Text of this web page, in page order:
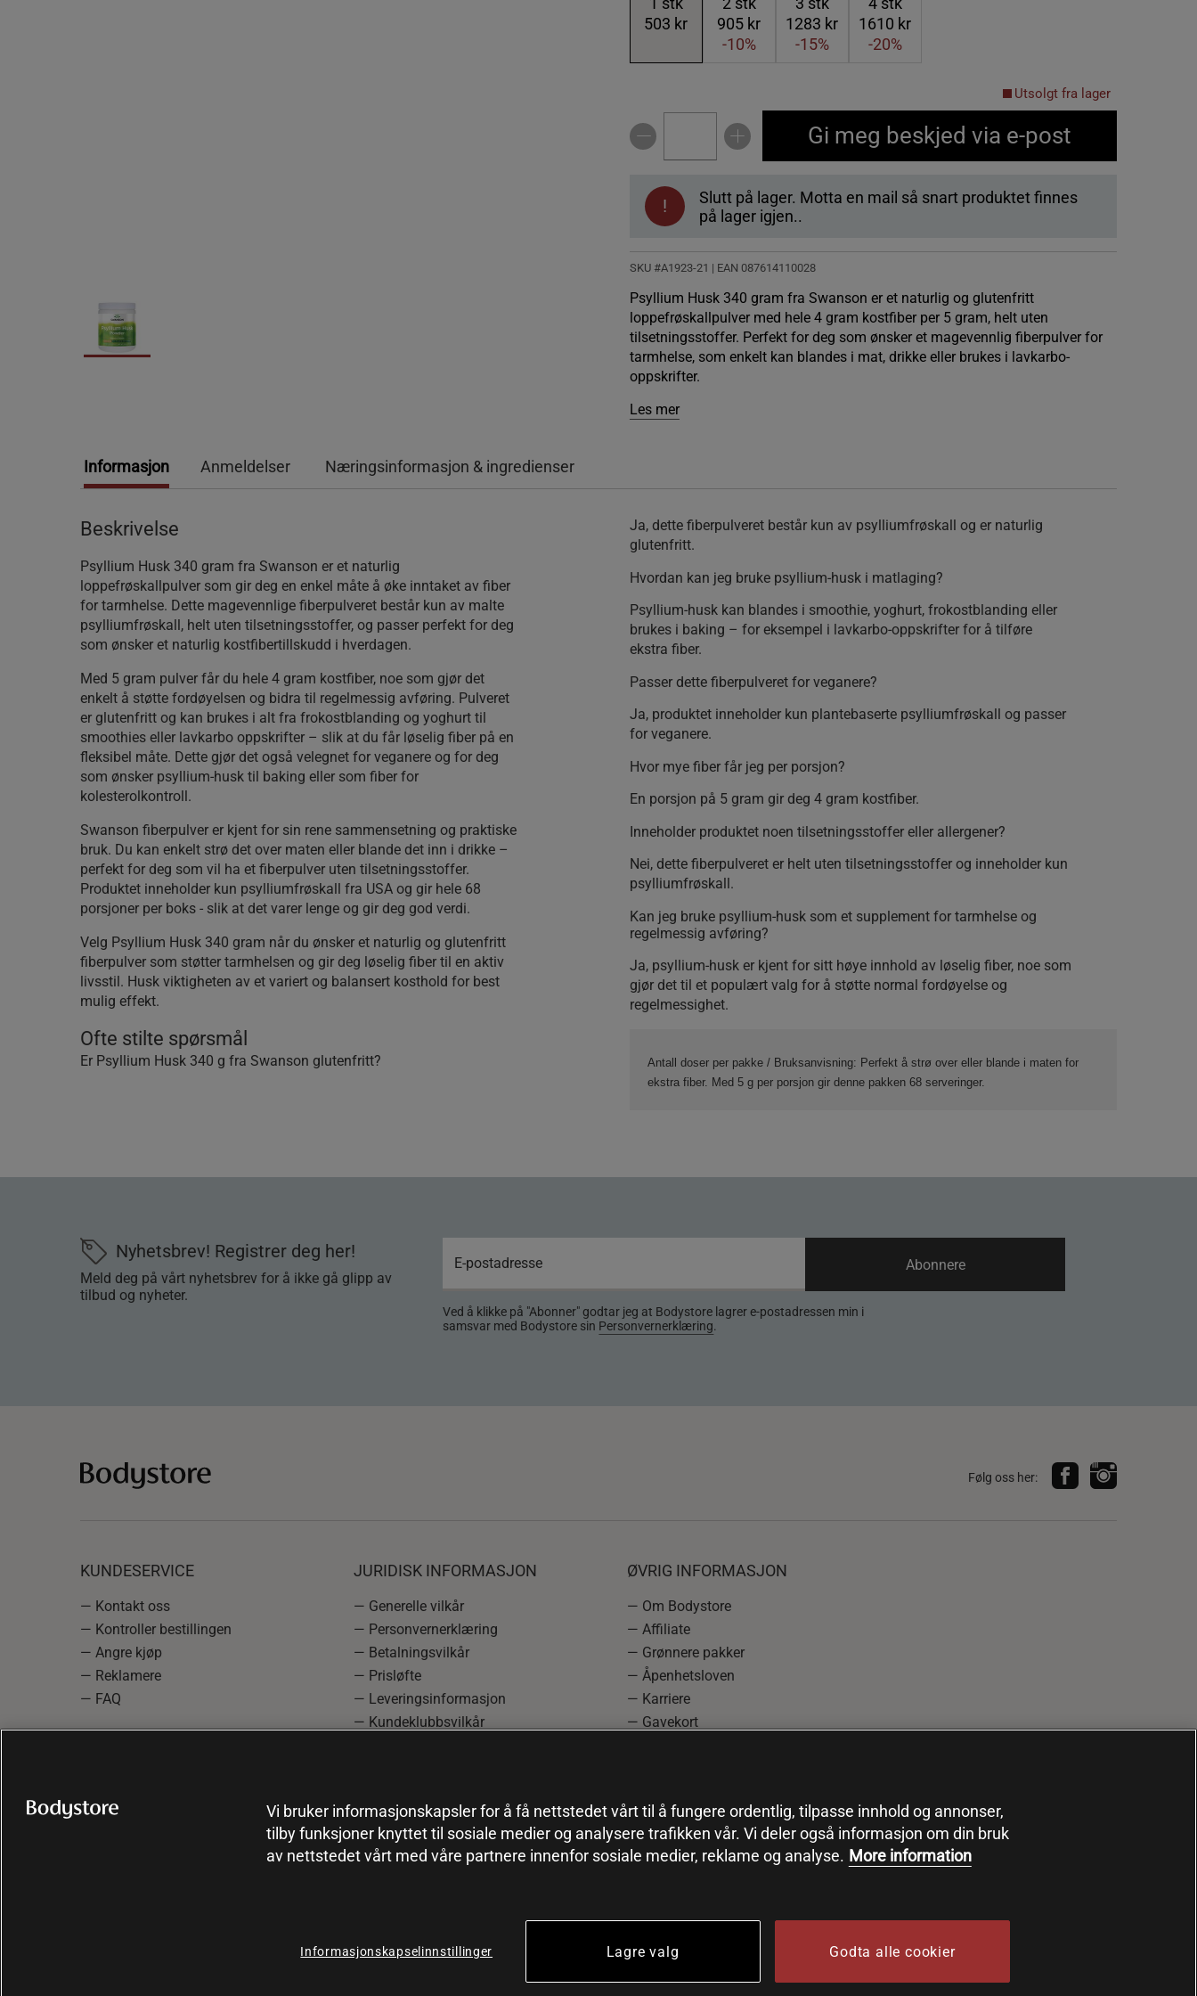
503 kr
905 kr
-10%
1283 kr
-15%
1610 kr
-20%
Utsolgt fra lager
Gi meg beskjed via e-post
!
Slutt på lager. Motta en mail så snart produktet finnes
på lager igjen..
SKU #A1923-21 | EAN 087614110028
Psyllium Husk 340 gram fra Swanson er et naturlig og glutenfritt
loppefrøskallpulver med hele 4 gram kostfiber per 5 gram, helt uten
tilsetningsstoffer. Perfekt for deg som ønsker et magevennlig fiberpulver for
tarmhelse, som enkelt kan blandes i mat, drikke eller brukes i lavkarbo-
oppskrifter.
Les mer
Informasjon Anmeldelser Næringsinformasjon & ingredienser
Beskrivelse
Psyllium Husk 340 gram fra Swanson er et naturlig
loppefrøskallpulver som gir deg en enkel måte å øke inntaket av fiber
for tarmhelse. Dette magevennlige fiberpulveret består kun av malte
psylliumfrøskall, helt uten tilsetningsstoffer, og passer perfekt for deg
som ønsker et naturlig kostfibertillskudd i hverdagen.
Med 5 gram pulver får du hele 4 gram kostfiber, noe som gjør det
enkelt å støtte fordøyelsen og bidra til regelmessig avføring. Pulveret
er glutenfritt og kan brukes i alt fra frokostblanding og yoghurt til
smoothies eller lavkarbo oppskrifter – slik at du får løselig fiber på en
fleksibel måte. Dette gjør det også velegnet for veganere og for deg
som ønsker psyllium-husk til baking eller som fiber for
kolesterolkontroll.
Swanson fiberpulver er kjent for sin rene sammensetning og praktiske
bruk. Du kan enkelt strø det over maten eller blande det inn i drikke –
perfekt for deg som vil ha et fiberpulver uten tilsetningsstoffer.
Produktet inneholder kun psylliumfrøskall fra USA og gir hele 68
porsjoner per boks - slik at det varer lenge og gir deg god verdi.
Velg Psyllium Husk 340 gram når du ønsker et naturlig og glutenfritt
fiberpulver som støtter tarmhelsen og gir deg løselig fiber til en aktiv
livsstil. Husk viktigheten av et variert og balansert kosthold for best
mulig effekt.
Ofte stilte spørsmål
Er Psyllium Husk 340 g fra Swanson glutenfritt?
Ja, dette fiberpulveret består kun av psylliumfrøskall og er naturlig
glutenfritt.
Hvordan kan jeg bruke psyllium-husk i matlaging?
Psyllium-husk kan blandes i smoothie, yoghurt, frokostblanding eller
brukes i baking – for eksempel i lavkarbo-oppskrifter for å tilføre
ekstra fiber.
Passer dette fiberpulveret for veganere?
Ja, produktet inneholder kun plantebaserte psylliumfrøskall og passer
for veganere.
Hvor mye fiber får jeg per porsjon?
En porsjon på 5 gram gir deg 4 gram kostfiber.
Inneholder produktet noen tilsetningsstoffer eller allergener?
Nei, dette fiberpulveret er helt uten tilsetningsstoffer og inneholder kun
psylliumfrøskall.
Kan jeg bruke psyllium-husk som et supplement for tarmhelse og
regelmessig avføring?
Ja, psyllium-husk er kjent for sitt høye innhold av løselig fiber, noe som
gjør det til et populært valg for å støtte normal fordøyelse og
regelmessighet.
Antall doser per pakke / Bruksanvisning: Perfekt å strø over eller blande i maten for
ekstra fiber. Med 5 g per porsjon gir denne pakken 68 serveringer.
Nyhetsbrev! Registrer deg her!
Meld deg på vårt nyhetsbrev for å ikke gå glipp av
tilbud og nyheter.
Ved å klikke på "Abonner" godtar jeg at Bodystore lagrer e-postadressen min i
samsvar med Bodystore sin Personvernerklæring.
Abonnere
Følg oss her:
KUNDESERVICE
— Kontakt oss
— Kontroller bestillingen
— Angre kjøp
— Reklamere
— FAQ
JURIDISK INFORMASJON
— Generelle vilkår
— Personvernerklæring
— Betalningsvilkår
— Prisløfte
— Leveringsinformasjon
— Kundeklubbsvilkår
ØVRIG INFORMASJON
— Om Bodystore
— Affiliate
— Grønnere pakker
— Åpenhetsloven
— Karriere
— Gavekort
Vi bruker informasjonskapsler for å få nettstedet vårt til å fungere ordentlig, tilpasse innhold og annonser,
tilby funksjoner knyttet til sosiale medier og analysere trafikken vår. Vi deler også informasjon om din bruk
av nettstedet vårt med våre partnere innenfor sosiale medier, reklame og analyse. More information
Informasjonskapselinnstillinger Lagre valg Godta alle cookier